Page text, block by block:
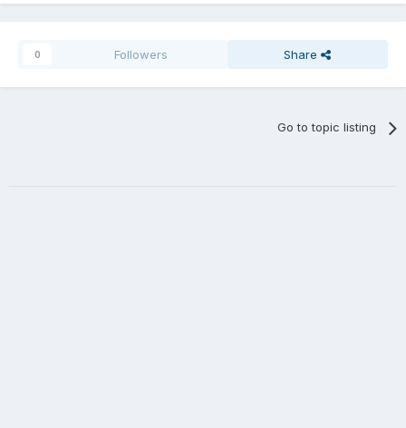
Share
Followers
0
Go to topic listing